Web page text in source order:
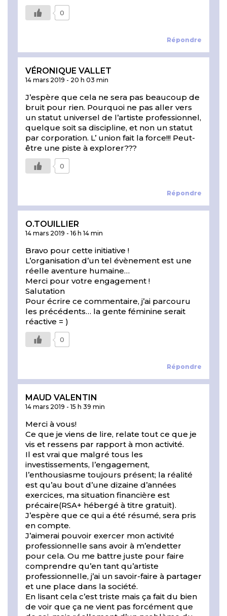
Répondre
0
Répondre
VÉRONIQUE VALLET
14 mars 2019 - 20 h 03 min
J’espère que cela ne sera pas beaucoup de
bruit pour rien. Pourquoi ne pas aller vers
un statut universel de l’artiste professionnel,
quelque soit sa discipline, et non un statut
par corporation. L’ union fait la force!!! Peut-
être une piste à explorer???
0
Répondre
O.TOUILLIER
14 mars 2019 - 16 h 14 min
Bravo pour cette initiative !
L’organisation d’un tel évènement est une
réelle aventure humaine…
Merci pour votre engagement !
Salutation
Pour écrire ce commentaire, j’ai parcouru
les précédents… la gente féminine serait
réactive = )
0
MAUD VALENTIN
14 mars 2019 - 15 h 39 min
Merci à vous!
Ce que je viens de lire, relate tout ce que je
vis et ressens par rapport à mon activité.
Il est vrai que malgré tous les
investissements, l’engagement,
l’enthousiasme toujours présent; la réalité
est qu’au bout d’une dizaine d’années
exercices, ma situation financière est
précaire(RSA+ hébergé à titre gratuit).
J’espère que ce qui a été résumé, sera pris
en compte.
J’aimerai pouvoir exercer mon activité
professionnelle sans avoir à m’endetter
pour cela. Ou me battre juste pour faire
comprendre qu’en tant qu’artiste
professionnelle, j’ai un savoir-faire à partager
et une place dans la société.
En lisant cela c’est triste mais ça fait du bien
de voir que ça ne vient pas forcément que